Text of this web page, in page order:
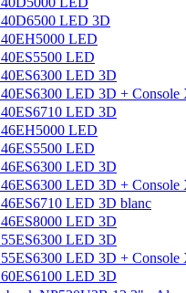
LED 3D
LED
LED
LED 3D
LED 3D + Console
LED 3D
LED
LED
LED 3D
LED 3D + Console
LED 3D blanc
LED 3D
LED 3D
LED 3D + Console
LED 3D